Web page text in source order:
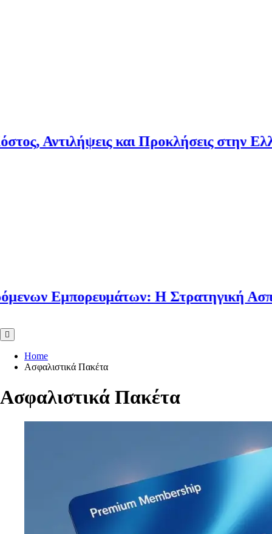
Αντιλήψεις και Προκλήσεις στην
Εμπορευμάτων: Η Στρατηγική Ασπίδα
Home
Ασφαλιστικά Πακέτα
Ασφαλιστικά Πακέτα